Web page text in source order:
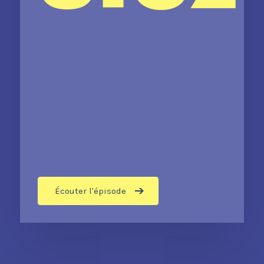
Écouter l'épisode